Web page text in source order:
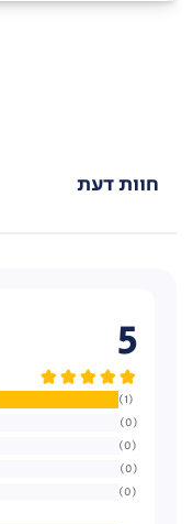
חוות דעת
5
1
0
0
0
0